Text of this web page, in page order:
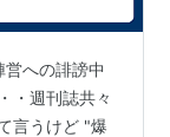
への誹謗中
・週刊誌共々
言うけど "爆